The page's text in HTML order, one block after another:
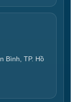
Bình, TP. Hồ